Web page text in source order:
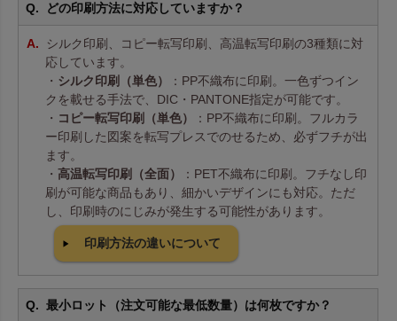
どの印刷方法に対応していますか？
シルク印刷、コピー転写印刷、高温転写印刷の3種類に対
応しています。
・ シルク印刷（単色）
：PP不織布に印刷。一色ずつイン
クを載せる手法で、DIC・PANTONE指定が可能です。
・ コピー転写印刷（単色）
：PP不織布に印刷。フルカラ
ー印刷した図案を転写プレスでのせるため、必ずフチが出
ます。
・ 高温転写印刷（全面）
：PET不織布に印刷。フチなし印
刷が可能な商品もあり、細かいデザインにも対応。ただ
し、印刷時のにじみが発生する可能性があります。
印刷方法の違いについて
最小ロット（注文可能な最低数量）は何枚ですか？